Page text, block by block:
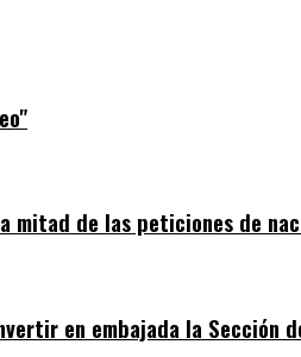
mitad de las peticiones de
en embajada la Sección